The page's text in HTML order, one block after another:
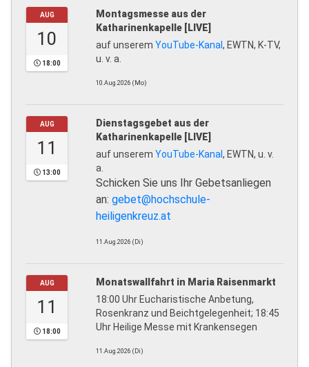
AUG
10
18:00
Montagsmesse aus der
Katharinenkapelle [LIVE]
auf unserem YouTube-Kanal, EWTN, K-TV,
u. v. a.
10.Aug.2026 (Mo)
AUG
11
13:00
Dienstagsgebet aus der
Katharinenkapelle [LIVE]
auf unserem YouTube-Kanal, EWTN, u. v.
a.
Schicken Sie uns Ihr Gebetsanliegen
an: gebet@hochschule-
heiligenkreuz.at
11.Aug.2026 (Di)
AUG
11
18:00
Monatswallfahrt in Maria Raisenmarkt
18:00 Uhr Eucharistische Anbetung,
Rosenkranz und Beichtgelegenheit; 18:45
Uhr Heilige Messe mit Krankensegen
11.Aug.2026 (Di)